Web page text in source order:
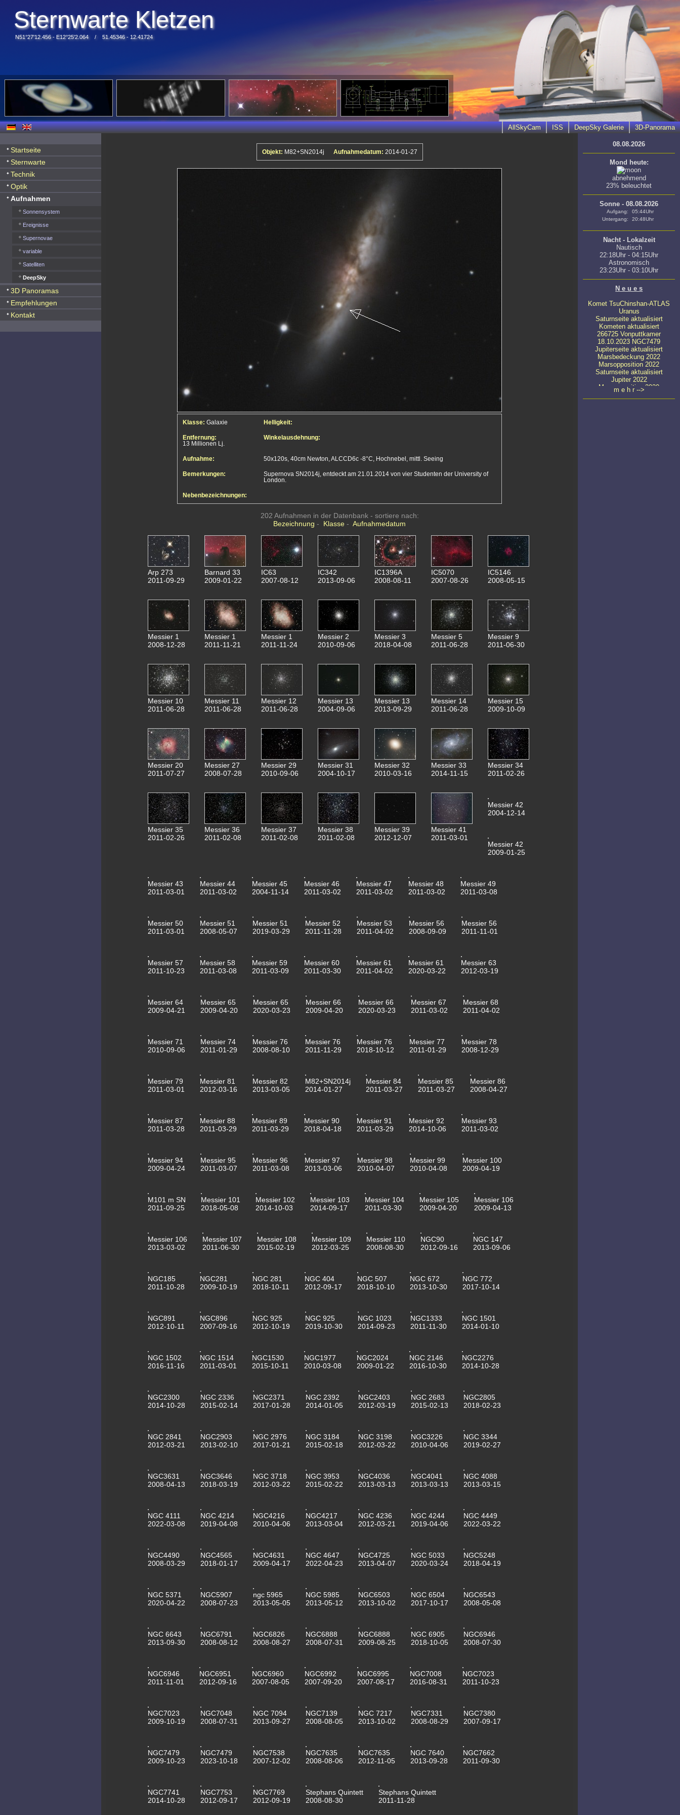
Sternwarte Kletzen
N51°27'12.456 - E12°25'2.064 / 51.45346 - 12.41724
3D-Panorama
DeepSky Galerie
ISS
AllSkyCam
Startseite
Sternwarte
Technik
Optik
Aufnahmen
Sonnensystem
Ereignisse
Supernovae
variable
Satelliten
DeepSky
3D Panoramas
Empfehlungen
Kontakt
Objekt: M82+SN2014j Aufnahmedatum: 2014-01-27
Klasse: Galaxie Helligkeit:
Entfernung:
13 Millionen Lj.
Winkelausdehnung:
Aufnahme: 50x120s, 40cm Newton, ALCCD6c -8°C, Hochnebel, mittl. Seeing
Bemerkungen:
Supernova SN2014j, entdeckt am 21.01.2014 von vier Studenten der University of
London.
Nebenbezeichnungen:
202 Aufnahmen in der Datenbank - sortiere nach:
Bezeichnung - Klasse -Aufnahmedatum
Arp 273
2011-09-29
Barnard 33
2009-01-22
IC63
2007-08-12
IC342
2013-09-06
IC1396A
2008-08-11
IC5070
2007-08-26
IC5146
2008-05-15
Messier 1
2008-12-28
Messier 1
2011-11-21
Messier 1
2011-11-24
Messier 2
2010-09-06
Messier 3
2018-04-08
Messier 5
2011-06-28
Messier 9
2011-06-30
Messier 10
2011-06-28
Messier 11
2011-06-28
Messier 12
2011-06-28
Messier 13
2004-09-06
Messier 13
2013-09-29
Messier 14
2011-06-28
Messier 15
2009-10-09
Messier 20
2011-07-27
Messier 27
2008-07-28
Messier 29
2010-09-06
Messier 31
2004-10-17
Messier 32
2010-03-16
Messier 33
2014-11-15
Messier 34
2011-02-26
Messier 35
2011-02-26
Messier 36
2011-02-08
Messier 37
2011-02-08
Messier 38
2011-02-08
Messier 39
2012-12-07
Messier 41
2011-03-01
Messier 42
2004-12-14
Messier 42
2009-01-25
Messier 43
2011-03-01
Messier 44
2011-03-02
Messier 45
2004-11-14
Messier 46
2011-03-02
Messier 47
2011-03-02
Messier 48
2011-03-02
Messier 49
2011-03-08
Messier 50
2011-03-01
Messier 51
2008-05-07
Messier 51
2019-03-29
Messier 52
2011-11-28
Messier 53
2011-04-02
Messier 56
2008-09-09
Messier 56
2011-11-01
Messier 57
2011-10-23
Messier 58
2011-03-08
Messier 59
2011-03-09
Messier 60
2011-03-30
Messier 61
2011-04-02
Messier 61
2020-03-22
Messier 63
2012-03-19
Messier 64
2009-04-21
Messier 65
2009-04-20
Messier 65
2020-03-23
Messier 66
2009-04-20
Messier 66
2020-03-23
Messier 67
2011-03-02
Messier 68
2011-04-02
Messier 71
2010-09-06
Messier 74
2011-01-29
Messier 76
2008-08-10
Messier 76
2011-11-29
Messier 76
2018-10-12
Messier 77
2011-01-29
Messier 78
2008-12-29
Messier 79
2011-03-01
Messier 81
2012-03-16
Messier 82
2013-03-05
M82+SN2014j
2014-01-27
Messier 84
2011-03-27
Messier 85
2011-03-27
Messier 86
2008-04-27
Messier 87
2011-03-28
Messier 88
2011-03-29
Messier 89
2011-03-29
Messier 90
2018-04-18
Messier 91
2011-03-29
Messier 92
2014-10-06
Messier 93
2011-03-02
Messier 94
2009-04-24
Messier 95
2011-03-07
Messier 96
2011-03-08
Messier 97
2013-03-06
Messier 98
2010-04-07
Messier 99
2010-04-08
Messier 100
2009-04-19
M101 m SN
2011-09-25
Messier 101
2018-05-08
Messier 102
2014-10-03
Messier 103
2014-09-17
Messier 104
2011-03-30
Messier 105
2009-04-20
Messier 106
2009-04-13
Messier 106
2013-03-02
Messier 107
2011-06-30
Messier 108
2015-02-19
Messier 109
2012-03-25
Messier 110
2008-08-30
NGC90
2012-09-16
NGC 147
2013-09-06
NGC185
2011-10-28
NGC281
2009-10-19
NGC 281
2018-10-11
NGC 404
2012-09-17
NGC 507
2018-10-10
NGC 672
2013-10-30
NGC 772
2017-10-14
NGC891
2012-10-11
NGC896
2007-09-16
NGC 925
2012-10-19
NGC 925
2019-10-30
NGC 1023
2014-09-23
NGC1333
2011-11-30
NGC 1501
2014-01-10
NGC 1502
2016-11-16
NGC 1514
2011-03-01
NGC1530
2015-10-11
NGC1977
2010-03-08
NGC2024
2009-01-22
NGC 2146
2016-10-30
NGC2276
2014-10-28
NGC2300
2014-10-28
NGC 2336
2015-02-14
NGC2371
2017-01-28
NGC 2392
2014-01-05
NGC2403
2012-03-19
NGC 2683
2015-02-13
NGC2805
2018-02-23
NGC 2841
2012-03-21
NGC2903
2013-02-10
NGC 2976
2017-01-21
NGC 3184
2015-02-18
NGC 3198
2012-03-22
NGC3226
2010-04-06
NGC 3344
2019-02-27
NGC3631
2008-04-13
NGC3646
2018-03-19
NGC 3718
2012-03-22
NGC 3953
2015-02-22
NGC4036
2013-03-13
NGC4041
2013-03-13
NGC 4088
2013-03-15
NGC 4111
2022-03-08
NGC 4214
2019-04-08
NGC4216
2010-04-06
NGC4217
2013-03-04
NGC 4236
2012-03-21
NGC 4244
2019-04-06
NGC 4449
2022-03-22
NGC4490
2008-03-29
NGC4565
2018-01-17
NGC4631
2009-04-17
NGC 4647
2022-04-23
NGC4725
2013-04-07
NGC 5033
2020-03-24
NGC5248
2018-04-19
NGC 5371
2020-04-22
NGC5907
2008-07-23
ngc 5965
2013-05-05
NGC 5985
2013-05-12
NGC6503
2013-10-02
NGC 6504
2017-10-17
NGC6543
2008-05-08
NGC 6643
2013-09-30
NGC6791
2008-08-12
NGC6826
2008-08-27
NGC6888
2008-07-31
NGC6888
2009-08-25
NGC 6905
2018-10-05
NGC6946
2008-07-30
NGC6946
2011-11-01
NGC6951
2012-09-16
NGC6960
2007-08-05
NGC6992
2007-09-20
NGC6995
2007-08-17
NGC7008
2016-08-31
NGC7023
2011-10-23
NGC7023
2009-10-19
NGC7048
2008-07-31
NGC 7094
2013-09-27
NGC7139
2008-08-05
NGC 7217
2013-10-02
NGC7331
2008-08-29
NGC7380
2007-09-17
NGC7479
2009-10-23
NGC7479
2023-10-18
NGC7538
2007-12-02
NGC7635
2008-08-06
NGC7635
2012-11-05
NGC 7640
2013-09-28
NGC7662
2011-09-30
NGC7741
2014-10-28
NGC7753
2012-09-17
NGC7769
2012-09-19
Stephans Quintett
2008-08-30
Stephans Quintett
2011-11-28
08.08.2026
Mond heute:
abnehmend
23% beleuchtet
Sonne - 08.08.2026
Aufgang:
05:44Uhr
Untergang:
20:48Uhr
Nacht - Lokalzeit
Nautisch
22:18Uhr - 04:15Uhr
Astronomisch
23:23Uhr - 03:10Uhr
N e u e s
Komet TsuChinshan-ATLAS
Uranus
Saturnseite aktualisiert
Kometen aktualisiert
266725 Vonputtkamer
18.10.2023 NGC7479
Jupiterseite aktualisiert
Marsbedeckung 2022
Marsopposition 2022
Saturnseite aktualisiert
Jupiter 2022
Marsopposition 2020
m e h r -->